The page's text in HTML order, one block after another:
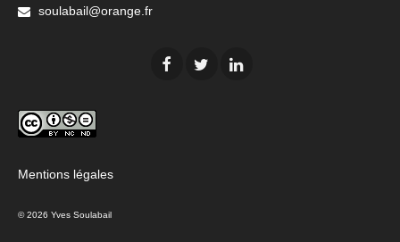
soulabail@orange.fr
Mentions légales
© 2026 Yves Soulabail